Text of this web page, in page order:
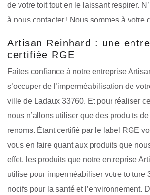
de votre toit tout en le laissant respirer.
à nous contacter ! Nous sommes à votre
Artisan Reinhard : une
certifiée RGE
Faites confiance à notre entreprise
s’occuper de l’imperméabilisation de
ville de Ladaux 33760. Et pour réaliser
nous n’allons utiliser que des produits
renoms. Étant certifié par le label RGE
vous en faire quant aux produits que
effet, les produits que notre entreprise
utilise pour imperméabiliser votre toiture
nocifs pour la santé et l’environnement.